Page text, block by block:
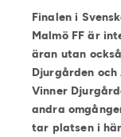
Finalen i
Malmö FF är
äran utan
Djurgården och
Vinner
andra
tar platsen i